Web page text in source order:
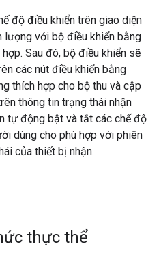
độ điều khiển trên giao diện
lượng với bộ điều khiển bằng
Sau đó, bộ điều khiển sẽ
các nút điều khiển bằng
thích hợp cho bộ thu và cập
thông tin trạng thái nhận
tự động bật và tắt các chế độ
dùng cho phù hợp với phiên
của thiết bị nhận.
thực thể